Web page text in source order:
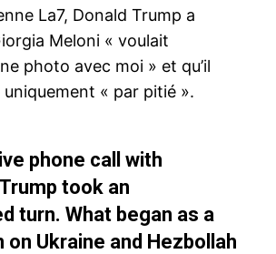
La7, Donald Trump a
Meloni « voulait
photo avec moi » et qu’il
« par pitié ».
phone call with
took an
turn. What began as a
on Ukraine and Hezbollah